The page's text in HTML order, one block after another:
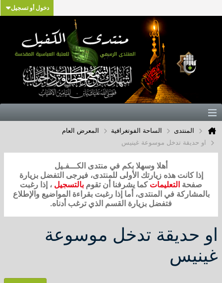
دخول أو تسجيل
المنتدى الساحة الفوتغرافية
المعرض العام
او حديقة تدخل موسوعة غينيس
أهلا وسهلا بكم في منتدى الكـــفـيل
إذا كانت هذه زيارتك الأولى للمنتدى، فيرجى التفضل بزيارة
صفحة التعليمات كما يشرفنا أن تقوم بالتسجيل ، إذا رغبت
بالمشاركة في المنتدى، أما إذا رغبت بقراءة المواضيع والإطلاع
فتفضل بزيارة القسم الذي ترغب أدناه.
او حديقة تدخل موسوعة
غينيس